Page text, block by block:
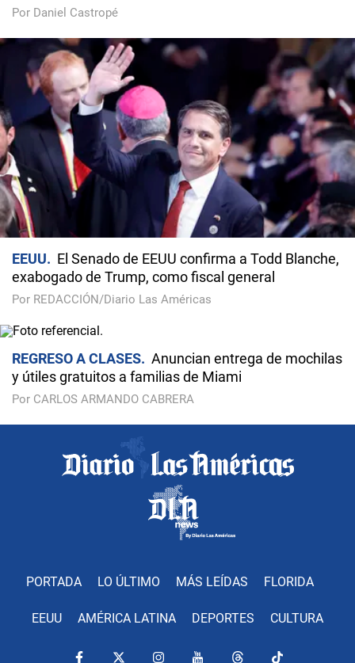
Por Daniel Castropé
EEUU
El Senado de EEUU confirma a Todd Blanche,
exabogado de Trump, como fiscal general
Por REDACCIÓN/Diario Las Américas
REGRESO A CLASES
Anuncian entrega de mochilas
y útiles gratuitos a familias de Miami
Por CARLOS ARMANDO CABRERA
PORTADA LO ÚLTIMO MÁS LEÍDAS FLORIDA
EEUU AMÉRICA LATINA DEPORTES CULTURA